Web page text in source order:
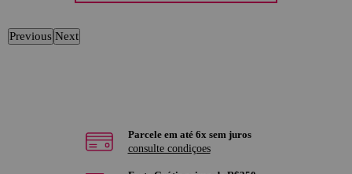
Previous Next
Parcele em até 6x sem juros
consulte condiçoes